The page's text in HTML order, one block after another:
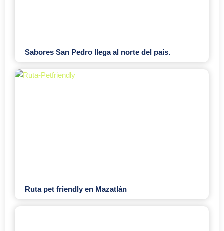
Sabores San Pedro llega al norte del país.
Ruta pet friendly en Mazatlán